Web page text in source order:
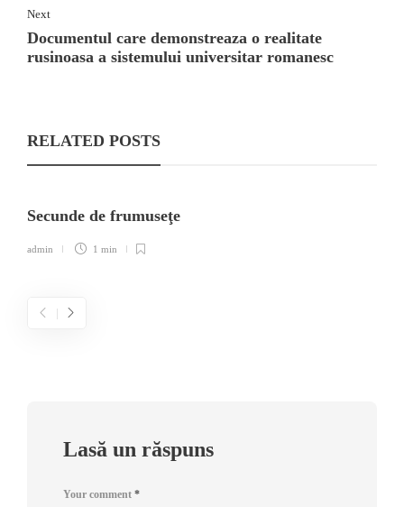
Next
Documentul care demonstreaza o realitate
rusinoasa a sistemului universitar romanesc
RELATED POSTS
Secunde de frumuseţe
admin 1 min
Lasă un răspuns
Your comment *